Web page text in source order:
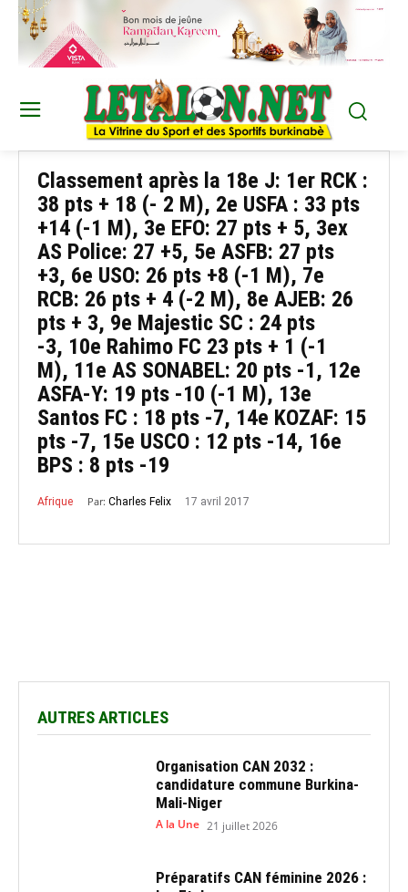
Classement après la 18e J: 1er RCK :
38 pts + 18 (- 2 M), 2e USFA : 33 pts
+14 (-1 M), 3e EFO: 27 pts + 5, 3ex
AS Police: 27 +5, 5e ASFB: 27 pts
+3, 6e USO: 26 pts +8 (-1 M), 7e
RCB: 26 pts + 4 (-2 M), 8e AJEB: 26
pts + 3, 9e Majestic SC : 24 pts
-3, 10e Rahimo FC 23 pts + 1 (-1
M), 11e AS SONABEL: 20 pts -1, 12e
ASFA-Y: 19 pts -10 (-1 M), 13e
Santos FC : 18 pts -7, 14e KOZAF: 15
pts -7, 15e USCO : 12 pts -14, 16e
BPS : 8 pts -19
Afrique Par: Charles Felix 17 avril 2017
AUTRES ARTICLES
Organisation CAN 2032 :
candidature commune Burkina-
Mali-Niger
A la Une 21 juillet 2026
Préparatifs CAN féminine 2026 :